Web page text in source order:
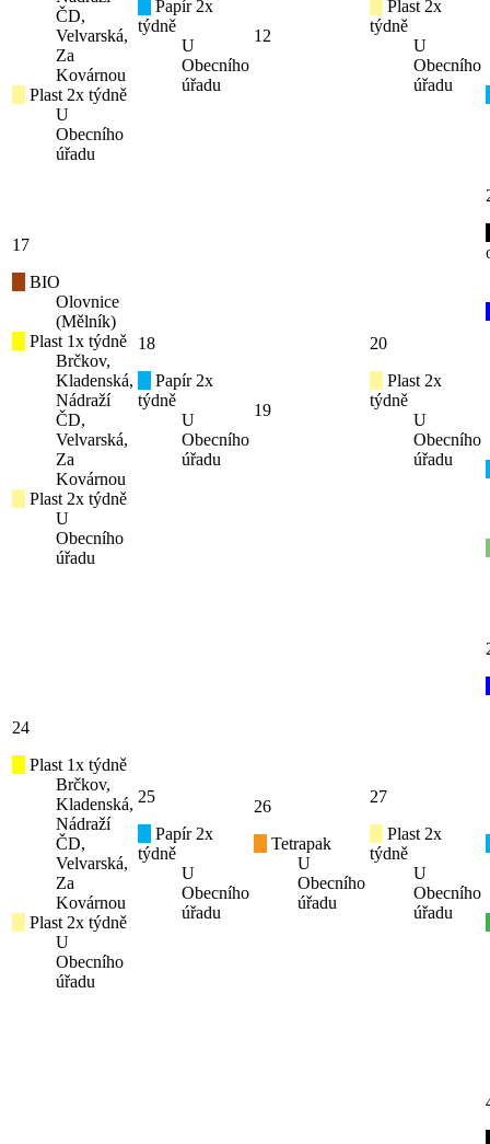
ČD,
Velvarská,
Za
Kovárnou
Plast 2x týdně
U
Obecního
úřadu
Papír 2x
týdně
U
Obecního
úřadu
12
Plast 2x
týdně
U
Obecního
úřadu
17
BIO
Olovnice
(Mělník)
Plast 1x týdně
Brčkov,
Kladenská,
Nádraží
ČD,
Velvarská,
Za
Kovárnou
Plast 2x týdně
U
Obecního
úřadu
18
Papír 2x
týdně
U
Obecního
úřadu
19
20
Plast 2x
týdně
U
Obecního
úřadu
24
Plast 1x týdně
Brčkov,
Kladenská,
Nádraží
ČD,
Velvarská,
Za
Kovárnou
Plast 2x týdně
U
Obecního
úřadu
25
Papír 2x
týdně
U
Obecního
úřadu
26
Tetrapak
U
Obecního
úřadu
27
Plast 2x
týdně
U
Obecního
úřadu